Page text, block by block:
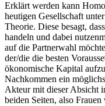
Erklärt werden kann
heutigen Gesellschaft
Theorie. Diese besagt,
handeln und dabei
auf die Partnerwahl
der/die die besten
ökonomische Kapital
Nachkommen ein
Akteur mit dieser Absicht
beiden Seiten, also